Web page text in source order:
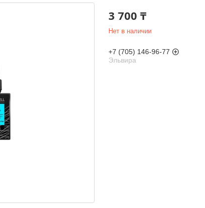
3 700 ₸
Нет в наличии
+7 (705) 146-96-77
Эльвира